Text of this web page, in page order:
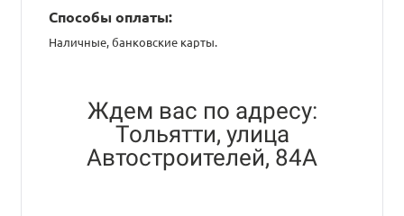
Способы оплаты:
Наличные, банковские карты.
Ждем вас по адресу:
Тольятти, улица
Автостроителей, 84А